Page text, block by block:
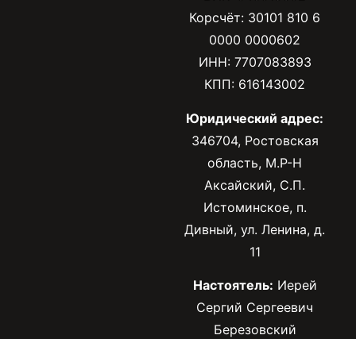
Корсчёт: 30101 810 6
0000 0000602
ИНН: 7707083893
КПП: 616143002
Юридический адрес:
346704, Ростовская
область, М.Р-Н
Аксайский, С.П.
Истоминское, п.
Дивный, ул. Ленина, д.
11
Настоятель: Иерей
Сергий Сергеевич
Березовский